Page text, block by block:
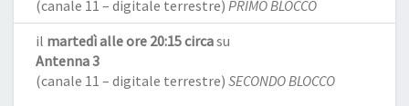
(canale 11 – digitale terrestre) PRIMO BLOCCO
il martedì alle ore 20:15 circasu
Antenna 3
(canale 11 – digitale terrestre) SECONDO BLOCCO